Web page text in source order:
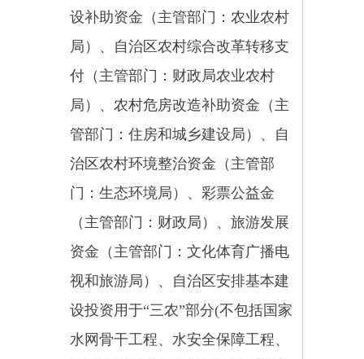
安排的纳入涉农整合范围内的资
金。
教育、医疗、卫生等社会事业
方面资金，也要结合巩固拓展脱贫
攻坚成果和乡村振兴任务，突出重
点，集中投入，形成合力。
二、整合资金安排使用重点
合资金用于农业生产、畜牧生产、
水利发展、林业改革发展、农田建
设、农村综合改革、林业草原生态